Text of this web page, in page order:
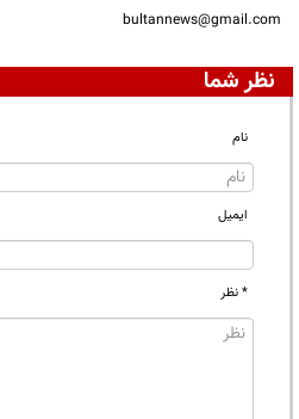
bultannews@gmail.com
نظر شما
نام
ایمیل
* نظر